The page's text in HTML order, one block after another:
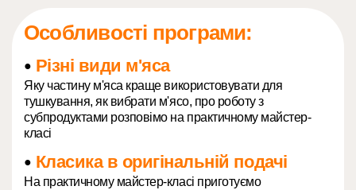
Особливості програми:
● Різні види м'яса
Яку частину м'яса краще використовувати для
тушкування, як вибрати м'ясо, про роботу з
субпродуктами розповімо на практичному майстер-
класі
● Класика в оригінальній подачі
На практичному майстер-класі приготуємо